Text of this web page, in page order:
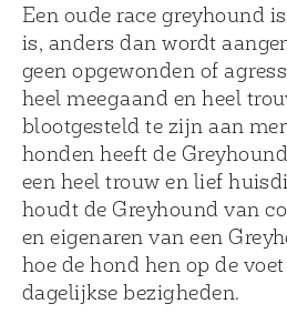
Een oude race greyhound
is, anders dan wordt
geen opgewonden of
heel meegaand en heel
blootgesteld te zijn aan
honden heeft de
een heel trouw en lief
houdt de Greyhound van
en eigenaren van een
hoe de hond hen op de
dagelijkse bezigheden.